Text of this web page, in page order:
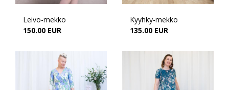
Leivo-mekko
150.00 EUR
Kyyhky-mekko
135.00 EUR